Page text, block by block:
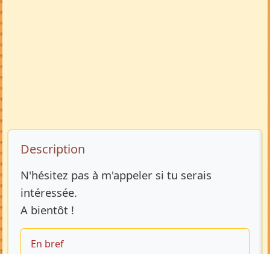
Description de l’annonce
Description
N'hésitez pas à m'appeler si tu serais
intéressée.
A bientôt !
En bref